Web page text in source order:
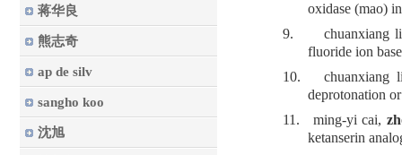
蒋华良
熊志奇
ap de silv
sangho koo
沈旭
oxidase (mao)
9.
chuanxiang
fluoride ion
10.
deprotonation
11.
ming-yi cai,
ketanserin